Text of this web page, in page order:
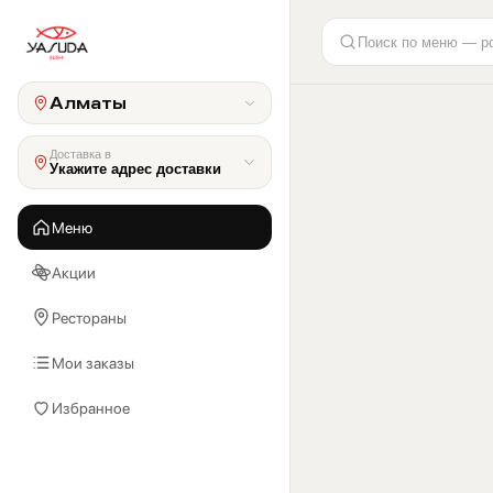
Алматы
Доставка в
Укажите адрес доставки
Меню
Акции
Рестораны
Мои заказы
Избранное
Поиск по меню —